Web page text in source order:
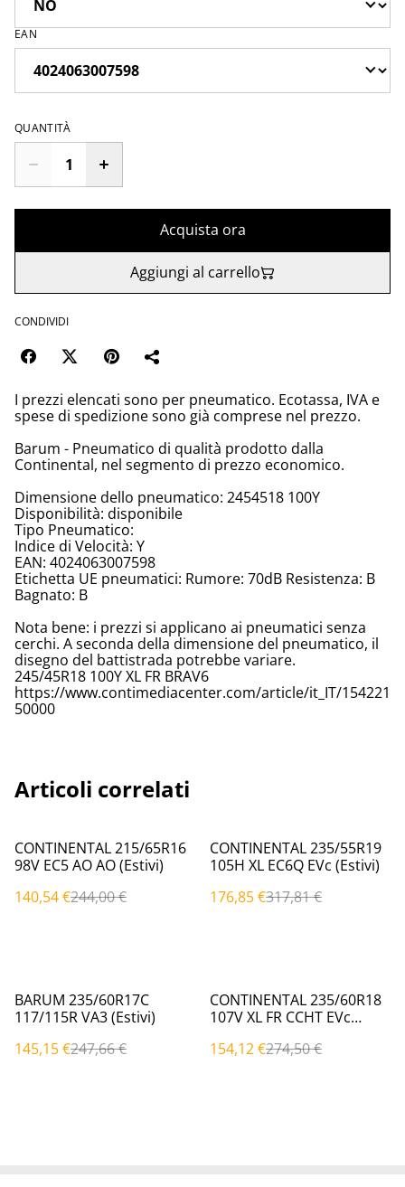
EAN
QUANTITÀ
Acquista ora
Aggiungi al carrello
CONDIVIDI
I prezzi elencati sono per pneumatico. Ecotassa, IVA e
spese di spedizione sono già comprese nel prezzo.
Barum - Pneumatico di qualità prodotto dalla
Continental, nel segmento di prezzo economico.
Dimensione dello pneumatico: 2454518 100Y
Disponibilità: disponibile
Tipo Pneumatico:
Indice di Velocità: Y
EAN: 4024063007598
Etichetta UE pneumatici: Rumore: 70dB Resistenza: B
Bagnato: B
Nota bene: i prezzi si applicano ai pneumatici senza
cerchi. A seconda della dimensione del pneumatico, il
disegno del battistrada potrebbe variare.
245/45R18 100Y XL FR BRAV6
https://www.contimediacenter.com/article/it_IT/154221
50000
Articoli correlati
%
CONTINENTAL 215/65R16
98V EC5 AO AO (Estivi)
140,54 €244,00 €
%
CONTINENTAL 235/55R19
105H XL EC6Q EVc (Estivi)
176,85 €317,81 €
%
BARUM 235/60R17C
117/115R VA3 (Estivi)
145,15 €247,66 €
%
CONTINENTAL 235/60R18
107V XL FR CCHT EVc
154,12 €274,50 €